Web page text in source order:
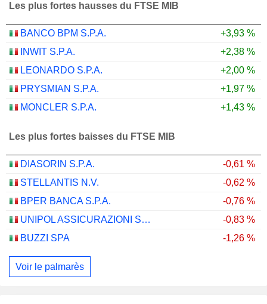
Les plus fortes hausses du FTSE MIB
BANCO BPM S.P.A.
+3,93 %
INWIT S.P.A.
+2,38 %
LEONARDO S.P.A.
+2,00 %
PRYSMIAN S.P.A.
+1,97 %
MONCLER S.P.A.
+1,43 %
Les plus fortes baisses du FTSE MIB
DIASORIN S.P.A.
-0,61 %
STELLANTIS N.V.
-0,62 %
BPER BANCA S.P.A.
-0,76 %
UNIPOL ASSICURAZIONI S.P.A.
-0,83 %
BUZZI SPA
-1,26 %
Voir le palmarès